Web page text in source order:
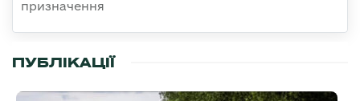
призначення
ПУБЛІКАЦІЇ